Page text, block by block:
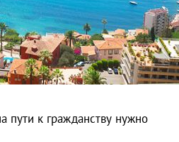
пути к гражданству нужно